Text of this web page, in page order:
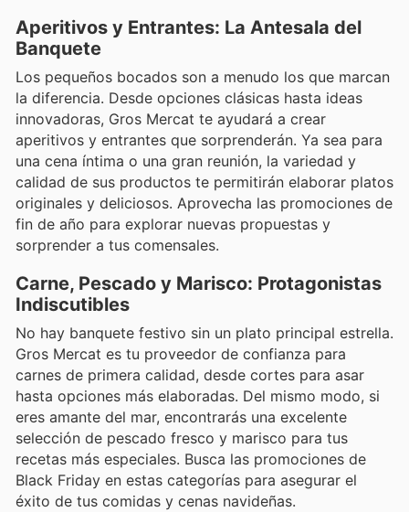
Aperitivos y Entrantes: La Antesala del
Banquete
Los pequeños bocados son a menudo los que marcan
la diferencia. Desde opciones clásicas hasta ideas
innovadoras, Gros Mercat te ayudará a crear
aperitivos y entrantes que sorprenderán. Ya sea para
una cena íntima o una gran reunión, la variedad y
calidad de sus productos te permitirán elaborar platos
originales y deliciosos. Aprovecha las promociones de
fin de año para explorar nuevas propuestas y
sorprender a tus comensales.
Carne, Pescado y Marisco: Protagonistas
Indiscutibles
No hay banquete festivo sin un plato principal estrella.
Gros Mercat es tu proveedor de confianza para
carnes de primera calidad, desde cortes para asar
hasta opciones más elaboradas. Del mismo modo, si
eres amante del mar, encontrarás una excelente
selección de pescado fresco y marisco para tus
recetas más especiales. Busca las promociones de
Black Friday en estas categorías para asegurar el
éxito de tus comidas y cenas navideñas.